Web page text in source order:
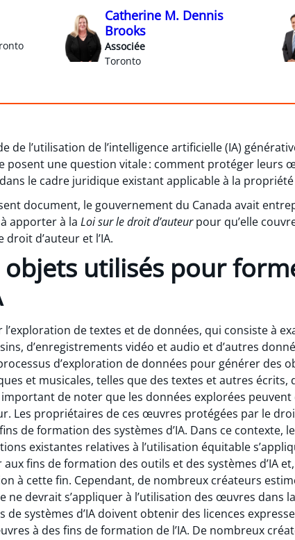
Catherine M. Dennis
Brooks
Associée
Toronto
de l’utilisation de l’intelligence artificielle (IA)
posent une question vitale : comment protéger leurs
le cadre juridique existant applicable à la
document, le gouvernement du Canada avait
apporter à la Loi sur le droit d’auteurpour qu’elle
d’auteur et l’IA.
utilisés pour
l’exploration de textes et de données, qui consiste à
d’enregistrements vidéo et audio et d’autres
d’exploration de données pour générer des
et musicales, telles que des textes et autres écrits,
important de noter que les données explorées
Les propriétaires de ces œuvres protégées par le
de formation des systèmes d’IA. Dans ce contexte,
existantes relatives à l’utilisation équitable
fins de formation des outils et des systèmes d’IA et,
à cette fin. Cependant, de nombreux créateurs
ne devrait s’appliquer à l’utilisation des œuvres dans
systèmes d’IA doivent obtenir des licences
à des fins de formation de l’IA. De nombreux